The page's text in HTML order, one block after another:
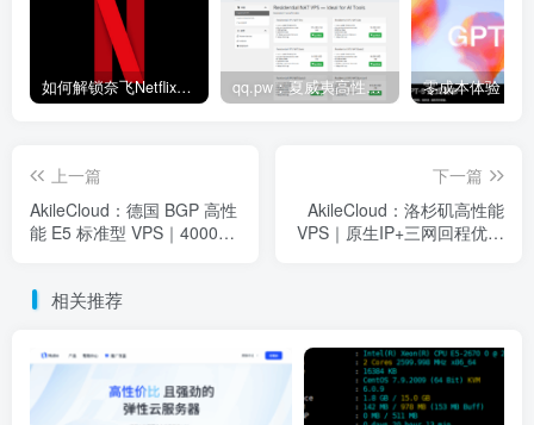
如何解锁奈飞Netflix？让我来教你如何通过DNS劫持解锁奈飞非自制剧 qq.pw：夏威夷高性能VPS测评｜Hawaiian Telcom原生家宽IP节点，Ryzen 9 7940HS八核强劲性能与跨太平洋网络延迟深度解析
上一篇
AkileCloud：德国 BGP 高性
能 E5 标准型 VPS｜4000G
下一篇
AkileCloud：洛杉矶高性能
VPS｜原生IP+三网回程优化
相关推荐